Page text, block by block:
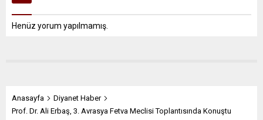
Henüz yorum yapılmamış.
Anasayfa
Diyanet Haber
Prof. Dr. Ali Erbaş, 3. Avrasya Fetva Meclisi Toplantısında Konuştu